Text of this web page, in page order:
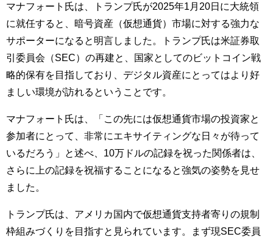
マナフォート氏は、トランプ氏が2025年1月20日に大統領
に就任すると、暗号資産（仮想通貨）市場に対する強力な
サポーターになると明言しました。トランプ氏は米証券取
引委員会（SEC）の再建と、国家としてのビットコイン戦
略的保有を目指しており、デジタル資産にとってはより好
ましい環境が訪れるということです。
マナフォート氏は、「この先には仮想通貨市場の投資家と
参加者にとって、非常にエキサイティングな日々が待って
いるだろう」と述べ、10万ドルの記録を祝った関係者は、
さらに上の記録を祝福することになると強気の姿勢を見せ
ました。
トランプ氏は、アメリカ国内で仮想通貨支持者寄りの規制
枠組みづくりを目指すと見られています。まず現SEC委員